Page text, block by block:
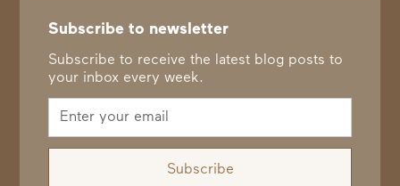
Subscribe to newsletter
Subscribe to receive the latest blog posts to
your inbox every week.